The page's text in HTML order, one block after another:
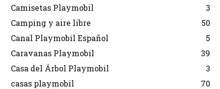
Camisetas Playmobil
3
Camping y aire libre
50
Canal Playmobil Español
5
Caravanas Playmobil
39
Casa del Árbol Playmobil
3
casas playmobil
70